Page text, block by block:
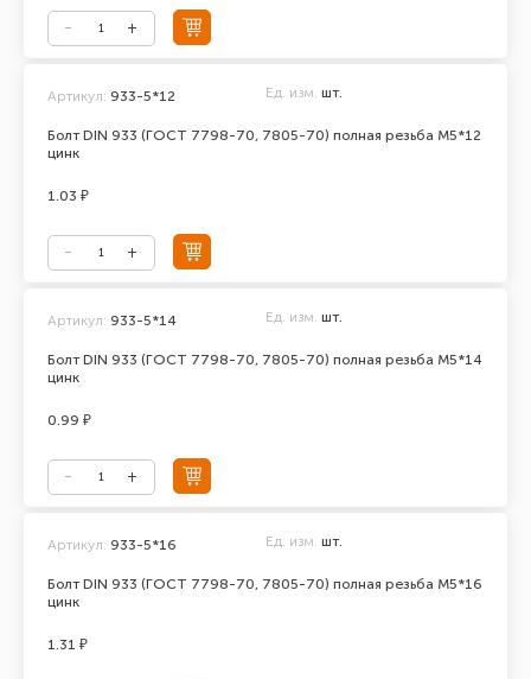
Болт DIN 933 (ГОСТ 7798-70, 7805-70) полная резьба М5*12
цинк
Артикул: 933-5*12 Ед. изм. шт.
1.03 ₽
Болт DIN 933 (ГОСТ 7798-70, 7805-70) полная резьба М5*14
цинк
Артикул: 933-5*14 Ед. изм. шт.
0.99 ₽
Болт DIN 933 (ГОСТ 7798-70, 7805-70) полная резьба М5*16
цинк
Артикул: 933-5*16 Ед. изм. шт.
1.31 ₽